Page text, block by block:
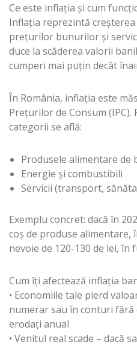
Ce este inflația și cum
Inflația reprezintă
prețurilor bunurilor și
duce la scăderea valorii
cumperi mai puțin decât
În România, inflația este
Prețurilor de Consum
categorii se află:
Produsele alimentare de
Energie și combustibili
Servicii (transport,
Exemplu concret: dacă în
coș de produse alimentare,
nevoie de 120-130 de lei, în
Cum îți afectează inflația
• Economiile tale pierd
numerar sau în conturi
erodați anual
• Venitul real scade – dacă